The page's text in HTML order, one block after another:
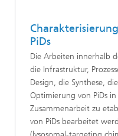
PiDs
Die Arbeiten innerhalb
die Infrastruktur,
Design, die Synthese,
Optimierung von PiDs
Zusammenarbeit zu
von PiDs bearbeitet